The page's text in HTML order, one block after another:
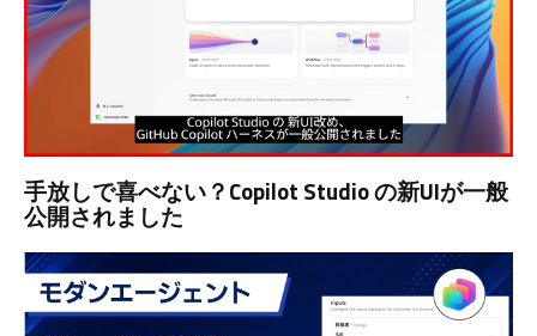
手放しで喜べない？Copilot Studio の新UIが一般
公開されました